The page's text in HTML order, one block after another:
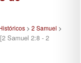
> 2 Samuel >
[2 Samuel 2:8 - 2